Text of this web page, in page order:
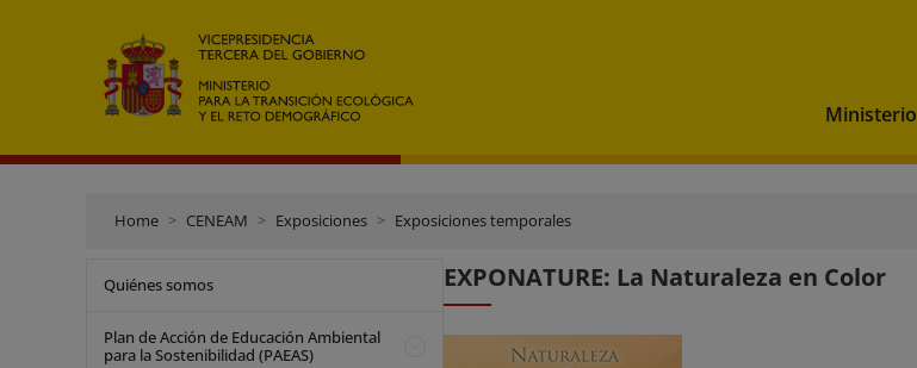
Ministerio
Home CENEAM Exposiciones Exposiciones temporales
Quiénes somos
Plan de Acción de Educación Ambiental
para la Sostenibilidad (PAEAS)
EXPONATURE: La Naturaleza en Color